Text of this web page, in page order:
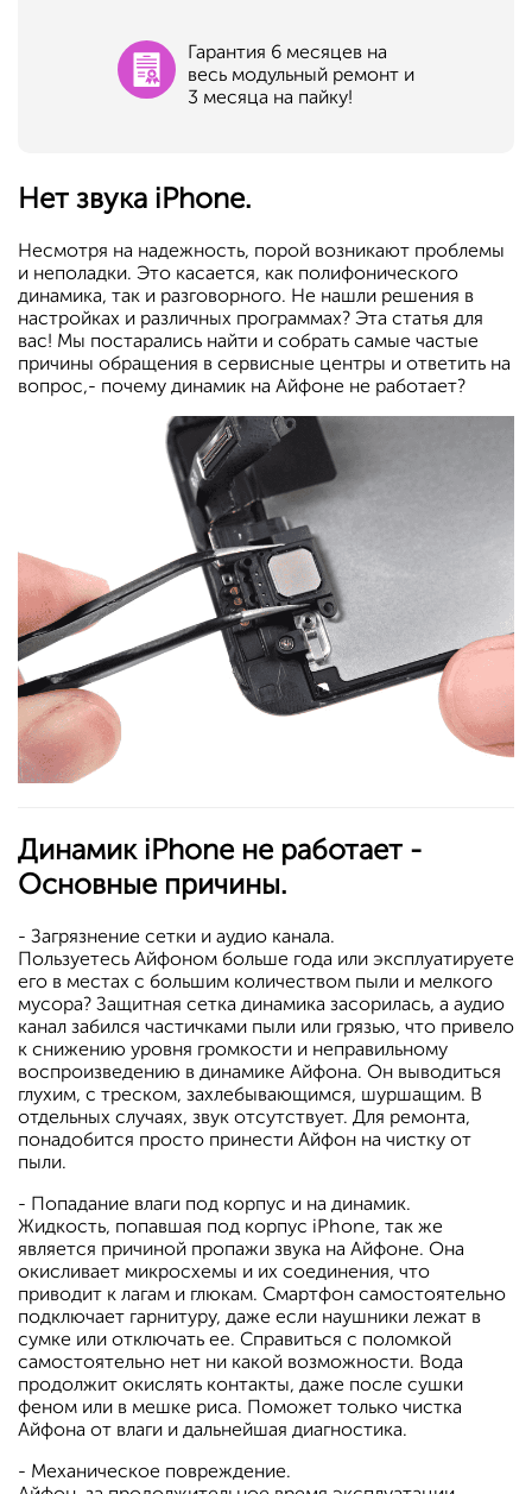
Гарантия 6 месяцев на
весь модульный ремонт и
3 месяца на пайку!
Нет звука iPhone.
Несмотря на надежность, порой возникают проблемы
и неполадки. Это касается, как полифонического
динамика, так и разговорного. Не нашли решения в
настройках и различных программах? Эта статья для
вас! Мы постарались найти и собрать самые частые
причины обращения в сервисные центры и ответить на
вопрос,- почему динамик на Айфоне не работает?
Динамик iPhone не работает -
Основные причины.
- Загрязнение сетки и аудио канала.
Пользуетесь Айфоном больше года или эксплуатируете
его в местах с большим количеством пыли и мелкого
мусора? Защитная сетка динамика засорилась, а аудио
канал забился частичками пыли или грязью, что привело
к снижению уровня громкости и неправильному
воспроизведению в динамике Айфона. Он выводиться
глухим, с треском, захлебывающимся, шуршащим. В
отдельных случаях, звук отсутствует. Для ремонта,
понадобится просто принести Айфон на чистку от
пыли.
- Попадание влаги под корпус и на динамик.
Жидкость, попавшая под корпус iPhone, так же
является причиной пропажи звука на Айфоне. Она
окисливает микросхемы и их соединения, что
приводит к лагам и глюкам. Смартфон самостоятельно
подключает гарнитуру, даже если наушники лежат в
сумке или отключать ее. Справиться с поломкой
самостоятельно нет ни какой возможности. Вода
продолжит окислять контакты, даже после сушки
феном или в мешке риса. Поможет только чистка
Айфона от влаги и дальнейшая диагностика.
- Механическое повреждение.